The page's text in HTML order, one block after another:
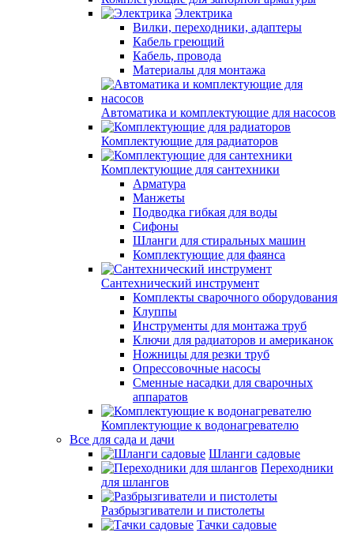
Электрика
Вилки, переходники, адаптеры
Кабель греющий
Кабель, провода
Материалы для монтажа
Автоматика и комплектующие для насосов
Комплектующие для радиаторов
Комплектующие для сантехники
Арматура
Манжеты
Подводка гибкая для воды
Сифоны
Шланги для стиральных машин
Комплектующие для фаянса
Сантехнический инструмент
Комплекты сварочного оборудования
Клуппы
Инструменты для монтажа труб
Ключи для радиаторов и американок
Ножницы для резки труб
Опрессовочные насосы
Сменные насадки для сварочных
аппаратов
Комплектующие к водонагревателю
Все для сада и дачи
Шланги садовые
Переходники
для шлангов
Разбрызгиватели и пистолеты
Тачки садовые